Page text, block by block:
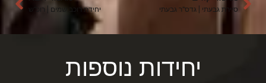
סיירת גבעתי | גדס"ר גבעתי יחידת רוכב שמים | רוכ"ש
יחידות נוספות